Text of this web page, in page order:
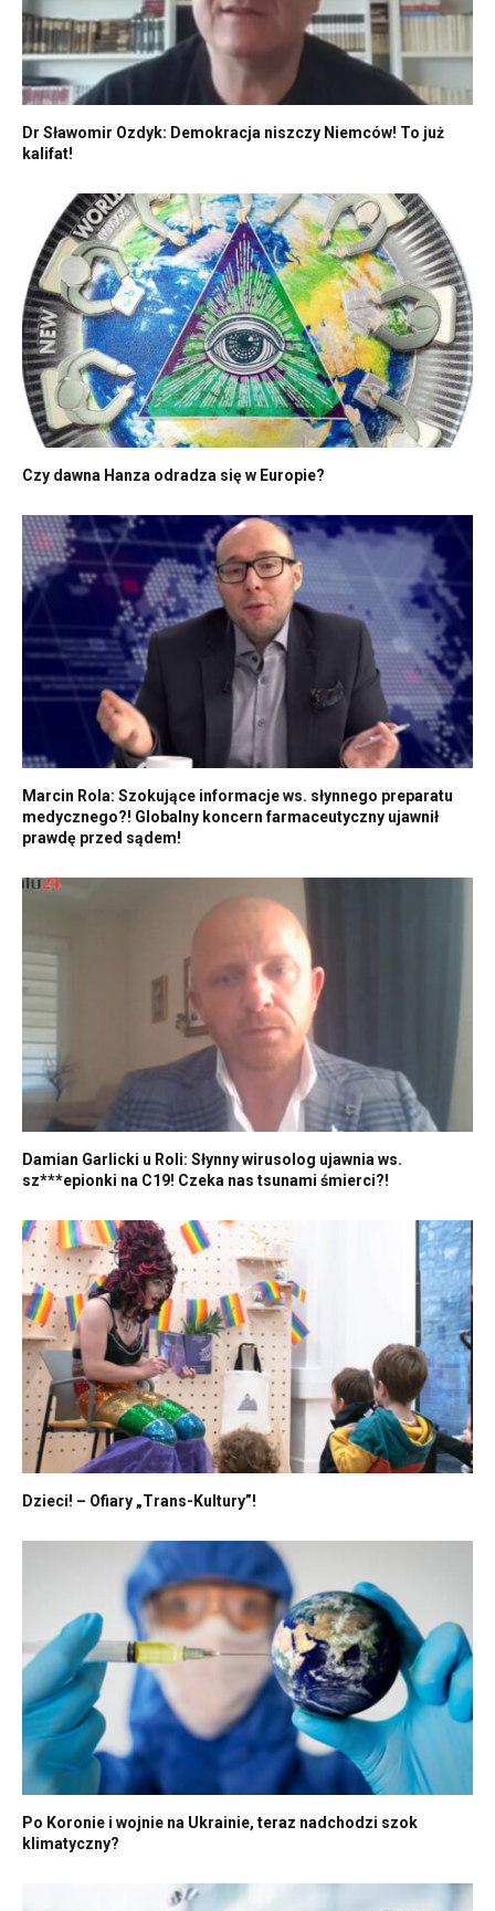
Dr Sławomir Ozdyk: Demokracja niszczy Niemców! To już
kalifat!
Czy dawna Hanza odradza się w Europie?
Marcin Rola: Szokujące informacje ws. słynnego preparatu
medycznego?! Globalny koncern farmaceutyczny ujawnił
prawdę przed sądem!
Damian Garlicki u Roli: Słynny wirusolog ujawnia ws.
sz***epionki na C19! Czeka nas tsunami śmierci?!
Dzieci! – Ofiary „Trans-Kultury”!
Po Koronie i wojnie na Ukrainie, teraz nadchodzi szok
klimatyczny?